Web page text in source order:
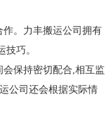
。力丰搬运公司拥有
巧。
保持密切配合,相互监
公司还会根据实际情